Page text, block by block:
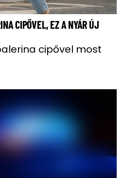
CIPŐVEL, EZ A NYÁR ÚJ
cipővel most